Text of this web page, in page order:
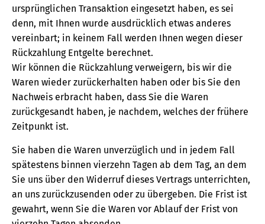
ursprünglichen Transaktion eingesetzt haben, es sei
denn, mit Ihnen wurde ausdrücklich etwas anderes
vereinbart; in keinem Fall werden Ihnen wegen dieser
Rückzahlung Entgelte berechnet.
Wir können die Rückzahlung verweigern, bis wir die
Waren wieder zurückerhalten haben oder bis Sie den
Nachweis erbracht haben, dass Sie die Waren
zurückgesandt haben, je nachdem, welches der frühere
Zeitpunkt ist.
Sie haben die Waren unverzüglich und in jedem Fall
spätestens binnen vierzehn Tagen ab dem Tag, an dem
Sie uns über den Widerruf dieses Vertrags unterrichten,
an uns zurückzusenden oder zu übergeben. Die Frist ist
gewahrt, wenn Sie die Waren vor Ablauf der Frist von